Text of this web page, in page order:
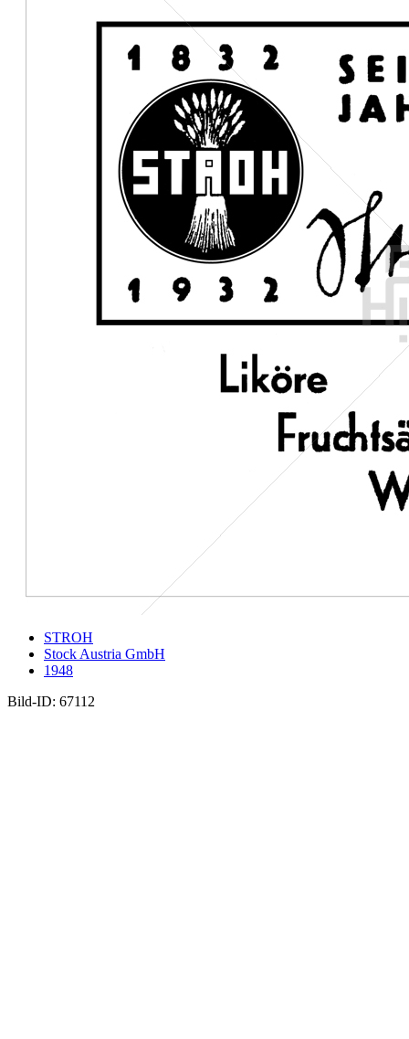
STROH
Stock Austria GmbH
1948
Bild-ID: 67112